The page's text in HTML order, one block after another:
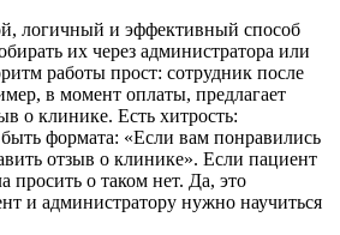
логичный и эффективный способ
их через администратора или
работы прост: сотрудник после
в момент оплаты, предлагает
о клинике. Есть хитрость:
формата: «Если вам понравились
отзыв о клинике». Если пациент
просить о таком нет. Да, это
и администратору нужно научиться